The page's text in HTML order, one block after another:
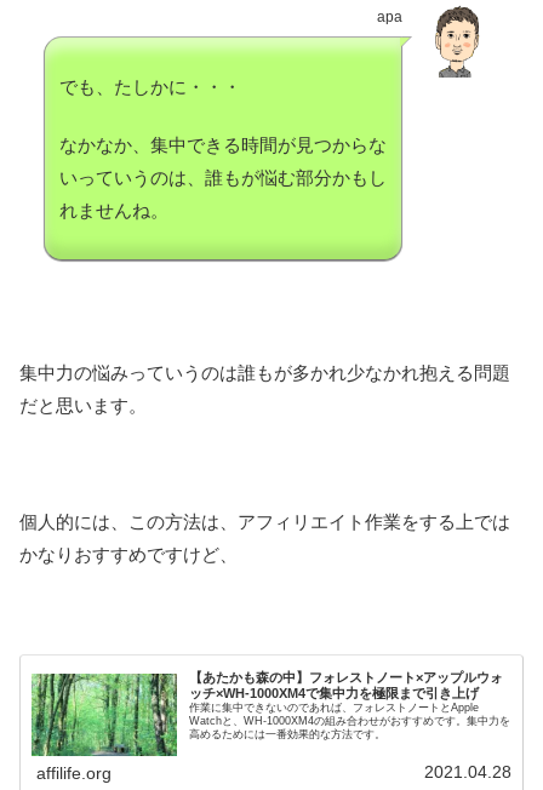
apa
でも、たしかに・・・
なかなか、集中できる時間が見つからな
いっていうのは、誰もが悩む部分かもし
れませんね。
集中力の悩みっていうのは誰もが多かれ少なかれ抱える問題
だと思います。
個人的には、この方法は、アフィリエイト作業をする上では
かなりおすすめですけど、
【あたかも森の中】フォレストノート×アップルウォ
ッチ×WH-1000XM4で集中力を極限まで引き上げ
作業に集中できないのであれば、フォレストノートとApple
Watchと、WH-1000XM4の組み合わせがおすすめです。集中力を
高めるためには一番効果的な方法です。
affilife.org 2021.04.28